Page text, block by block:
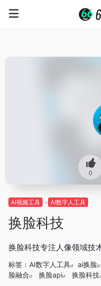
0
AI视频工具 AI数字人工具
换脸科技
换脸科技专注人像领域技
标签： AI数字人工具 ai换脸
脸融合
换脸api 换脸科技